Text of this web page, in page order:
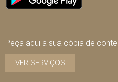
Peça aqui a sua cópia de
VER SERVIÇOS